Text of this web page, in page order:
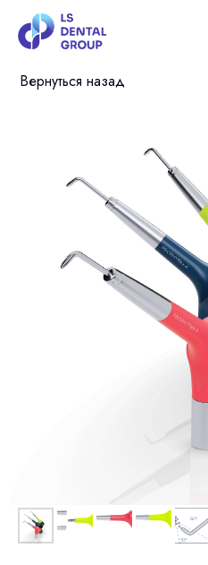
Вернуться назад